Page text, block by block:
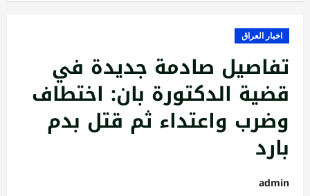
اخبار العراق
تفاصيل صادمة جديدة في
قضية الدكتورة بان: اختطاف
وضرب واعتداء ثم قتل بدم
بارد
admin